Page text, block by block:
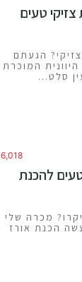
צזיקי טעים
הגעתם
המוכרת
סלט…
6,018
להכנת
מכרה שלי
הכנת אורז